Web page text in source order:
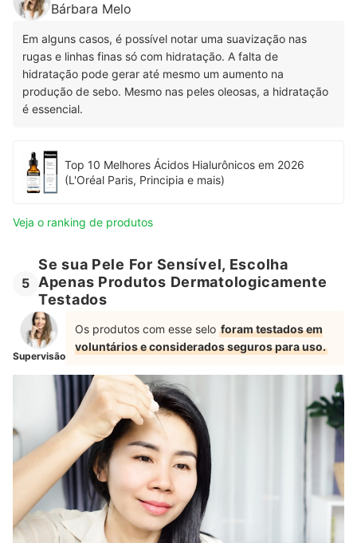
Bárbara Melo
Em alguns casos, é possível notar uma suavização nas
rugas e linhas finas só com hidratação. A falta de
hidratação pode gerar até mesmo um aumento na
produção de sebo. Mesmo nas peles oleosas, a hidratação
é essencial.
Top 10 Melhores Ácidos Hialurônicos em 2026
(L'Oréal Paris, Principia e mais)
Veja o ranking de produtos
5
Se sua Pele For Sensível, Escolha
Apenas Produtos Dermatologicamente
Testados
Supervisão
Os produtos com esse selo foram testados em
voluntários e considerados seguros para uso.